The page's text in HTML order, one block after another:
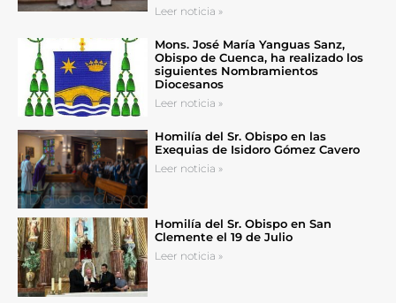
Leer noticia »
Mons. José María Yanguas Sanz,
Obispo de Cuenca, ha realizado los
siguientes Nombramientos
Diocesanos
Leer noticia »
Homilía del Sr. Obispo en las
Exequias de Isidoro Gómez Cavero
Leer noticia »
Homilía del Sr. Obispo en San
Clemente el 19 de Julio
Leer noticia »